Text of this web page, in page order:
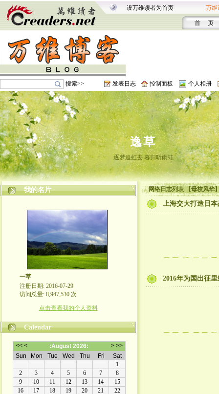
设万维读者为首页 万维
首 页
搜索>> 发表日志 控制面板 个人相册
逸草
逐梦追虹去 暮归听雨蛙
我的名片
一草
注册日期: 2016-07-29
访问总量: 8,947,530 次
点击查看我的个人资料
Calendar
网络日志列表 【母校风华
上海交大打造日
2016年为国出征